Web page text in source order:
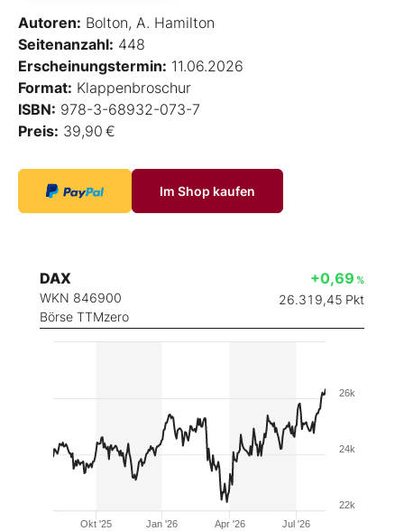
Autoren: Bolton, A. Hamilton
Seitenanzahl: 448
Erscheinungstermin: 11.06.2026
Format: Klappenbroschur
ISBN: 978-3-68932-073-7
Preis: 39,90 €
Im Shop kaufen
DAX
WKN 846900
Börse TTMzero
+0,69 %
26.319,45 Pkt
Okt '25 Jan '26 Apr '26 Jul '26
22k
24k
26k